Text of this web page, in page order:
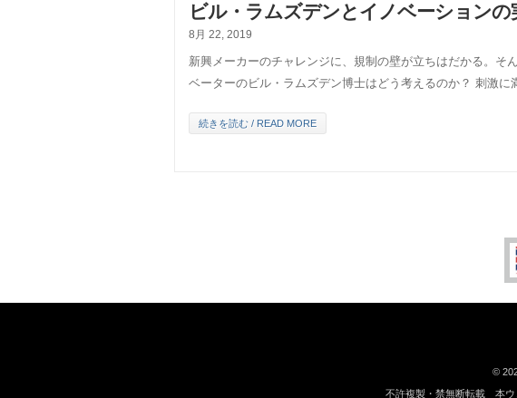
ビル・ラムズデンとイノベーションの
8月 22, 2019
新興メーカーのチャレンジに、規制の壁が立ちはだかる。そ
ベーターのビル・ラムズデン博士はどう考えるのか？ 刺激に
続きを読む / READ MORE
©
不許複製・禁無断転載 本ウ